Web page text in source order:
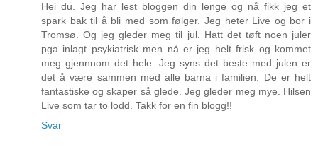
Hei du. Jeg har lest bloggen din lenge og nå fikk jeg et
spark bak til å bli med som følger. Jeg heter Live og bor i
Tromsø. Og jeg gleder meg til jul. Hatt det tøft noen juler
pga inlagt psykiatrisk men nå er jeg helt frisk og kommet
meg gjennnom det hele. Jeg syns det beste med julen er
det å være sammen med alle barna i familien. De er helt
fantastiske og skaper så glede. Jeg gleder meg mye. Hilsen
Live som tar to lodd. Takk for en fin blogg!!
Svar